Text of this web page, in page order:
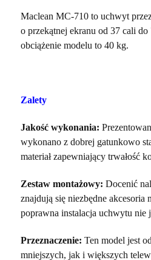
Maclean MC-710 to uchwyt
o przekątnej ekranu od 37 cali
obciążenie modelu to 40 kg.
Zalety
Jakość wykonania:
wykonano z dobrej gatunkowo
materiał zapewniający trwałość
Zestaw montażowy: Docenić
znajdują się niezbędne akcesoria
poprawna instalacja uchwytu nie
Przeznaczenie: Ten model jest
mniejszych, jak i większych